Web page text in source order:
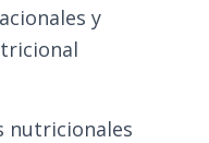
y
nutricionales